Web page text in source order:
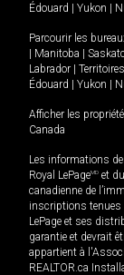
Édouard | Yukon |
Parcourir les
| Manitoba |
Labrador |
Édouard | Yukon |
Afficher les
Canada
Les informations
Royal LePageMD et
canadienne de
inscriptions tenues
LePage et ses
garantie et devrait
appartient à
REALTOR.ca